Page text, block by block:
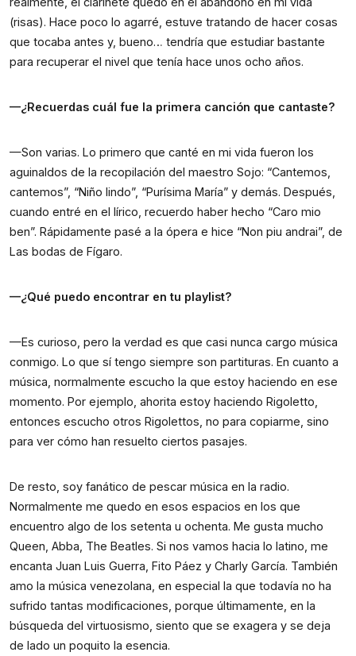
(risas). Hace poco lo agarré, estuve tratando de hacer cosas
que tocaba antes y, bueno… tendría que estudiar bastante
para recuperar el nivel que tenía hace unos ocho años.
—¿Recuerdas cuál fue la primera canción que cantaste?
—Son varias. Lo primero que canté en mi vida fueron los
aguinaldos de la recopilación del maestro Sojo: “Cantemos,
cantemos”, “Niño lindo”, “Purísima María” y demás. Después,
cuando entré en el lírico, recuerdo haber hecho “Caro mio
ben”. Rápidamente pasé a la ópera e hice “Non piu andrai”, de
Las bodas de Fígaro.
—¿Qué puedo encontrar en tu playlist?
—Es curioso, pero la verdad es que casi nunca cargo música
conmigo. Lo que sí tengo siempre son partituras. En cuanto a
música, normalmente escucho la que estoy haciendo en ese
momento. Por ejemplo, ahorita estoy haciendo Rigoletto,
entonces escucho otros Rigolettos, no para copiarme, sino
para ver cómo han resuelto ciertos pasajes.
De resto, soy fanático de pescar música en la radio.
Normalmente me quedo en esos espacios en los que
encuentro algo de los setenta u ochenta. Me gusta mucho
Queen, Abba, The Beatles. Si nos vamos hacia lo latino, me
encanta Juan Luis Guerra, Fito Páez y Charly García. También
amo la música venezolana, en especial la que todavía no ha
sufrido tantas modificaciones, porque últimamente, en la
búsqueda del virtuosismo, siento que se exagera y se deja
de lado un poquito la esencia.